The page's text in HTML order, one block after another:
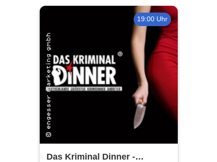
19:00 Uhr
Das Kriminal Dinner -